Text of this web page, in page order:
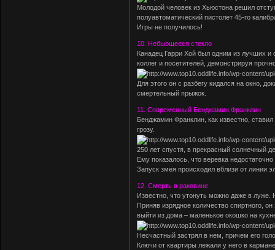
Молодой человек из Хьюстона решил
полуавтоматический пистолет 45-го
Игры не получилось!
10. Небьющееся стекло
Канадец Гарри Хой был одним из лучших и
коллег и посетителей, демонстрируя
Для этого он с разбегу кидался на окно,
смертельный прыжок.
11. Современный Бенджамин Франклин
Бенджамин Франклин, как известно,
грозу.
250 лет спустя, в прекрасный солнечный
Ему показалось, что веревка
Запуск змея происходил вблизи от линии
12. Смерть в раковине
Известно, что утонуть можно даже в
Приняв изрядное количество спиртного,
выйти из дома – маленькое окошко на
Несчастный застрял в нем, причем его
Ключи от квартиры лежали у него в